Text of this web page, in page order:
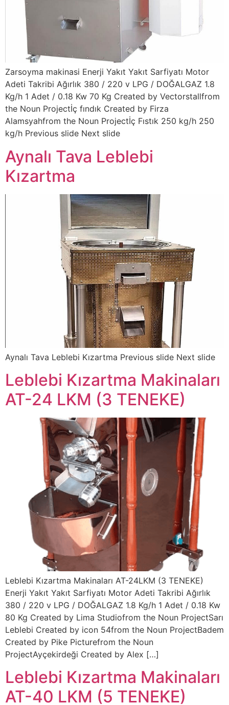
Zarsoyma makinasi Enerji Yakıt Yakıt Sarfiyatı Motor
Adeti Takribi Ağırlık 380 / 220 v LPG / DOĞALGAZ 1.8
Kg/h 1 Adet / 0.18 Kw 70 Kg Created by Vectorstallfrom
the Noun Projectİç fındık Created by Firza
Alamsyahfrom the Noun Projectİç Fıstık 250 kg/h 250
kg/h Previous slide Next slide
Aynalı Tava Leblebi
Kızartma
Aynalı Tava Leblebi Kızartma Previous slide Next slide
Leblebi Kızartma Makinaları
AT-24 LKM (3 TENEKE)
Leblebi Kızartma Makinaları AT-24LKM (3 TENEKE)
Enerji Yakıt Yakıt Sarfiyatı Motor Adeti Takribi Ağırlık
380 / 220 v LPG / DOĞALGAZ 1.8 Kg/h 1 Adet / 0.18 Kw
80 Kg Created by Lima Studiofrom the Noun ProjectSarı
Leblebi Created by icon 54from the Noun ProjectBadem
Created by Pike Picturefrom the Noun
ProjectAyçekirdeği Created by Alex […]
Leblebi Kızartma Makinaları
AT-40 LKM (5 TENEKE)